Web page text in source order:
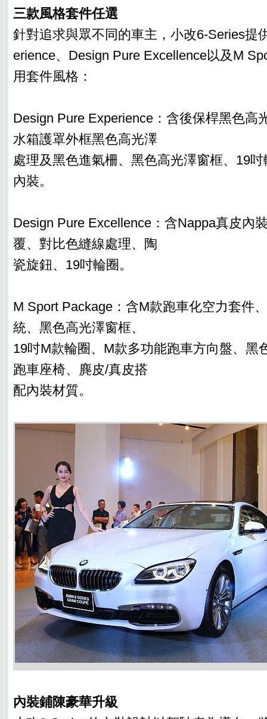
三款風格套件任選
針對追求與眾不同的車主，小改6-Series提
erience、Design Pure Excellence以及M
用套件風格：
Design Pure Experience：含後保桿黑色高
水箱護罩外框黑色高光澤
處理及黑色進氣柵、黑色高光澤窗框、19
內裝。
Design Pure Excellence：含Nappa真皮內
覆、對比色縫線處理、陶
瓷旋鈕、19吋輪圈。
M Sport Package：含M款跑車化空力套件
統、黑色高光澤窗框、
19吋M款輪圈、M款多功能跑車方向盤、黑
跑車座椅、麂皮/真皮搭
配內裝材質。
內裝鋪陳豪華升級